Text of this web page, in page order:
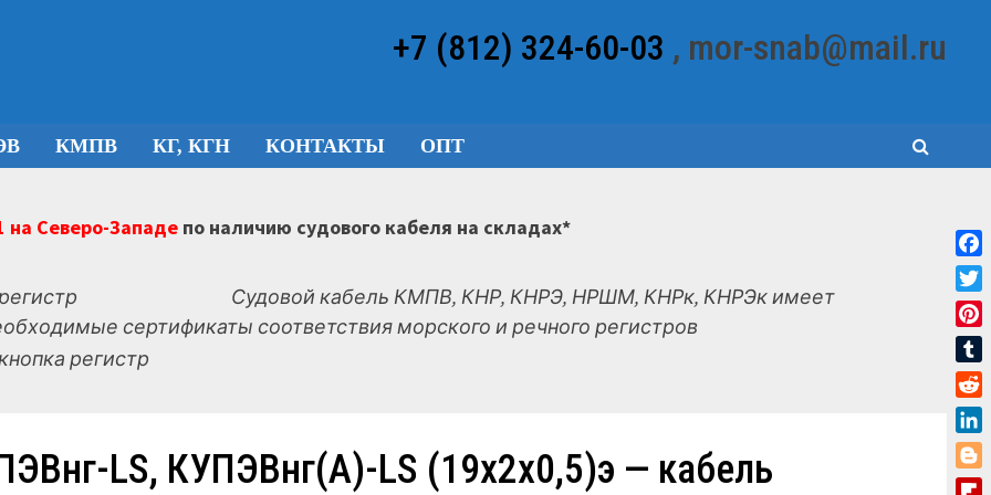
+7 (812) 324-60-03 , mor-snab@mail.ru
КМПВ КГ, КГН КОНТАКТЫ ОПТ
Северо-Западепо наличию судового кабеля на складах*
Судовой кабель КМПВ, КНР, КНРЭ, НРШМ, КНРк, КНРЭк имеет
сертификаты соответствия морского и речного регистров
LS, КУПЭВнг(А)-LS (19х2х0,5)э — кабель